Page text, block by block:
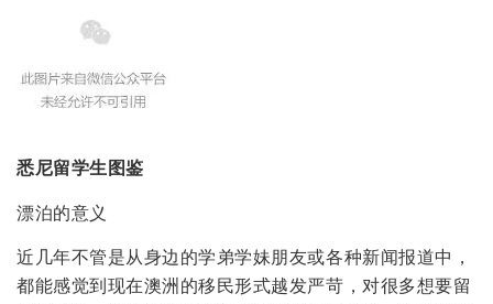
悉尼留学生图鉴
漂泊的意义
近几年不管是从身边的学弟学妹朋友或各种新闻报道中，
都能感觉到现在澳洲的移民形式越发严苛，对很多想要留